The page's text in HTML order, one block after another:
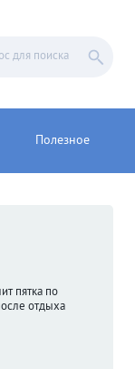
Полезное
пятка по
отдыха